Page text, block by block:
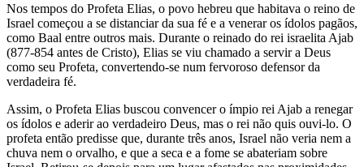
Nos tempos do Profeta Elias, o povo hebreu que habitava o reino de
Israel começou a se distanciar da sua fé e a venerar os ídolos pagãos,
como Baal entre outros mais. Durante o reinado do rei israelita Ajab
(877-854 antes de Cristo), Elias se viu chamado a servir a Deus
como seu Profeta, convertendo-se num fervoroso defensor da
verdadeira fé.
Assim, o Profeta Elias buscou convencer o ímpio rei Ajab a renegar
os ídolos e aderir ao verdadeiro Deus, mas o rei não quis ouvi-lo. O
profeta então predisse que, durante três anos, Israel não veria nem a
chuva nem o orvalho, e que a seca e a fome se abateriam sobre